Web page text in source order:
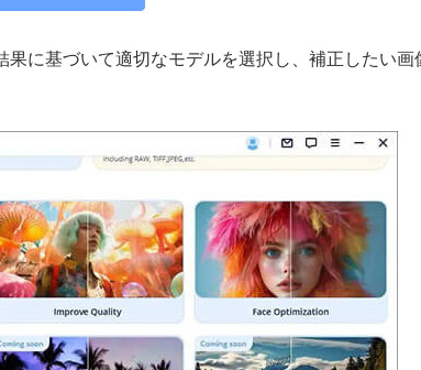
に基づいて適切なモデルを選択し、補正したい画